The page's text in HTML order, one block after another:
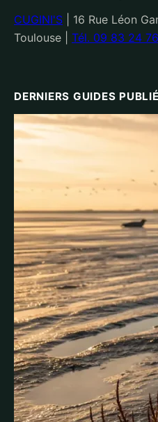
CUGINI'S
16 Rue Léon
Toulouse
Tél. 09 83 24
DERNIERS GUIDES